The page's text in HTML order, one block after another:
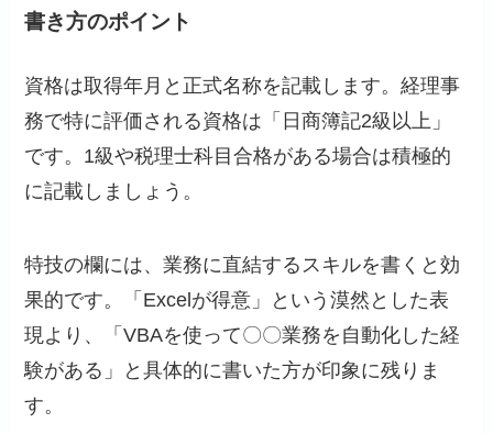
書き方のポイント
資格は取得年月と正式名称を記載します。経理事
務で特に評価される資格は「日商簿記2級以上」
です。1級や税理士科目合格がある場合は積極的
に記載しましょう。
特技の欄には、業務に直結するスキルを書くと効
果的です。「Excelが得意」という漠然とした表
現より、「VBAを使って〇〇業務を自動化した経
験がある」と具体的に書いた方が印象に残りま
す。